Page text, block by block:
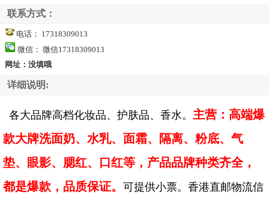
联系方式：
电话： 17318309013
微信： 微信17318309013
网址：没填哦
详细说明:
各大品牌高档化妆品、护肤品、香水。 主营：高端爆
款大牌洗面奶、水乳、面霜、隔离、粉底、气
垫、眼影、腮红、口红等， 产品品牌种类齐全，
都是爆款，品质保证。 可提供小票。香港直邮物流信